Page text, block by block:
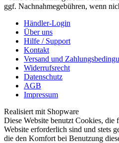
ggf. Nachnahmegebühren, wenn
Händler-Login
Über uns
Hilfe / Support
Kontakt
Versand und
Widerrufsrecht
Datenschutz
AGB
Impressum
Realisiert mit Shopware
Diese Website benutzt Cookies, die
Website erforderlich sind und stets
die den Komfort bei Benutzung